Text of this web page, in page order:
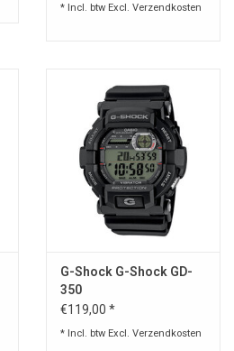
* Incl. btw Excl. Verzendkosten
G-Shock G-Shock GD-
350
€119,00 *
* Incl. btw Excl. Verzendkosten